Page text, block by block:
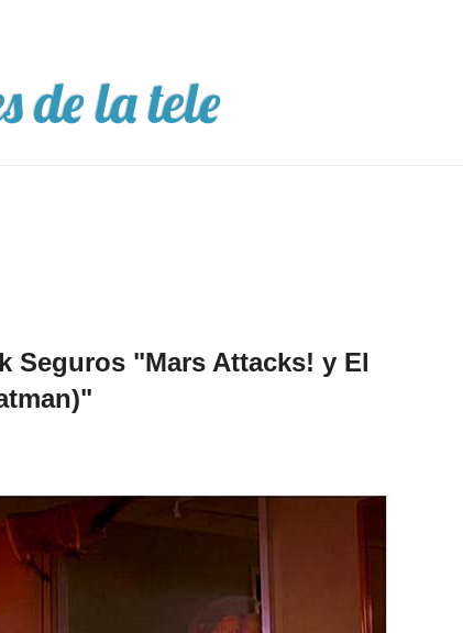
de la tele
Seguros "Mars Attacks! y El